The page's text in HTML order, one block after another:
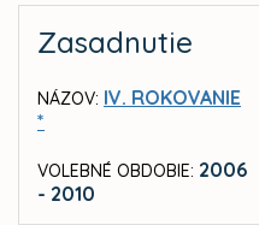
Zasadnutie
NÁZOV: IV. ROKOVANIE
*
VOLEBNÉ OBDOBIE: 2006
- 2010